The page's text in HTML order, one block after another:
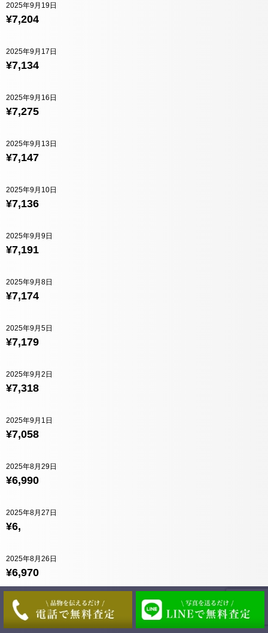
¥7,204
2025年9月19日
¥7,134
2025年9月17日
¥7,275
2025年9月16日
¥7,147
2025年9月13日
¥7,136
2025年9月10日
¥7,191
2025年9月9日
¥7,174
2025年9月8日
¥7,179
2025年9月5日
¥7,318
2025年9月2日
¥7,058
2025年9月1日
¥6,990
2025年8月29日
¥6,
2025年8月27日
¥6,970
2025年8月26日
¥7,026
2025年8月25日